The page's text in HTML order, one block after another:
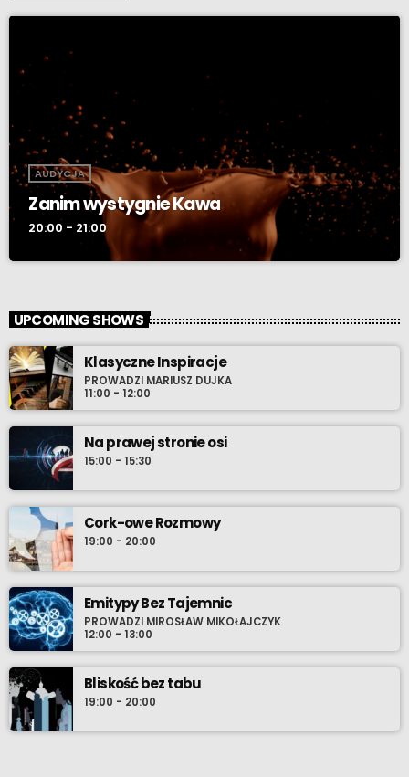
AUDYCJA
Zanim wystygnie Kawa
20:00 - 21:00
UPCOMING SHOWS
Klasyczne Inspiracje
PROWADZI MARIUSZ DUJKA
11:00 - 12:00
Na prawej stronie osi
15:00 - 15:30
Cork-owe Rozmowy
19:00 - 20:00
Emitypy Bez Tajemnic
PROWADZI MIROSŁAW MIKOŁAJCZYK
12:00 - 13:00
Bliskość bez tabu
19:00 - 20:00